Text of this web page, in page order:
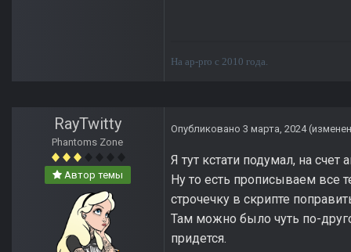
На ap-pro с 2010 года.
RayTwitty
Phantoms Zone
Автор темы
Опубликовано 3 марта, 2024
Я тут кстати подумал, на счет
Ну то есть прописываем все
строчечку в скрипте
Там можно было чуть по-
придется.